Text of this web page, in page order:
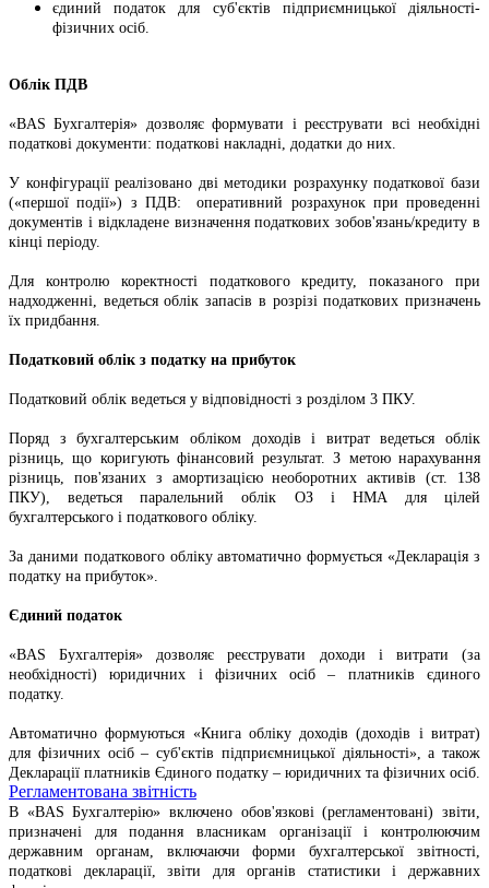
єдиний податок для суб'єктів підприємницької діяльності-
фізичних осіб.
Облік ПДВ
«BAS Бухгалтерія» дозволяє формувати і реєструвати всі необхідні
податкові документи: податкові накладні, додатки до них.
У конфігурації реалізовано дві методики розрахунку податкової бази
(«першої події») з ПДВ: оперативний розрахунок при проведенні
документів і відкладене визначення податкових зобов'язань/кредиту в
кінці періоду.
Для контролю коректності податкового кредиту, показаного при
надходженні, ведеться облік запасів в розрізі податкових призначень
їх придбання.
Податковий облік з податку на прибуток
Податковий облік ведеться у відповідності з розділом 3 ПКУ.
Поряд з бухгалтерським обліком доходів і витрат ведеться облік
різниць, що коригують фінансовий результат. З метою нарахування
різниць, пов'язаних з амортизацією необоротних активів (ст. 138
ПКУ), ведеться паралельний облік ОЗ і НМА для цілей
бухгалтерського і податкового обліку.
За даними податкового обліку автоматично формується «Декларація з
податку на прибуток».
Єдиний податок
«BAS Бухгалтерія» дозволяє реєструвати доходи і витрати (за
необхідності) юридичних і фізичних осіб – платників єдиного
податку.
Автоматично формуються «Книга обліку доходів (доходів і витрат)
для фізичних осіб – суб'єктів підприємницької діяльності», а також
Декларації платників Єдиного податку – юридичних та фізичних осіб.
Регламентована звітність
В «BAS Бухгалтерію» включено обов'язкові (регламентовані) звіти,
призначені для подання власникам організації і контролюючим
державним органам, включаючи форми бухгалтерської звітності,
податкові декларації, звіти для органів статистики і державних